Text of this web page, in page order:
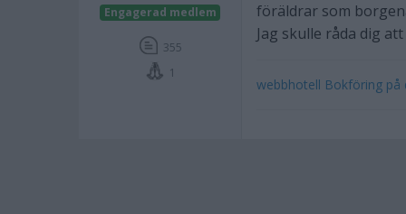
Engagerad medlem
355
1
föräldrar som
Jag skulle råda dig
webbhotell Bokföring på